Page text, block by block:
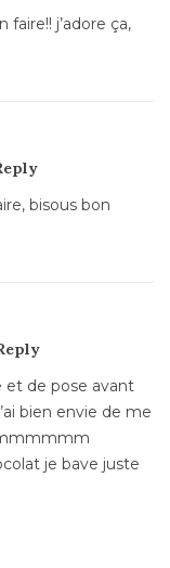
faire!! j’adore ça,
bisous bon
de pose avant
bien envie de me
je bave juste